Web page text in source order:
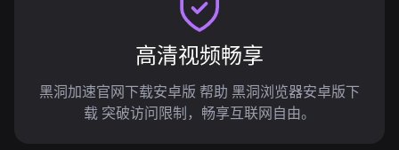
高清视频畅享
黑洞加速官网下载安卓版 帮助 黑洞浏览器安卓版下
载 突破访问限制，畅享互联网自由。